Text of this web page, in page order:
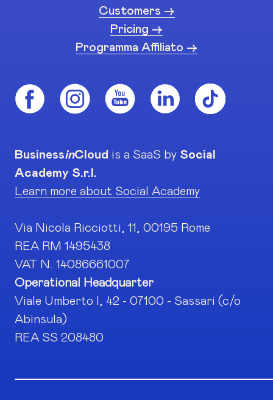
Customers ->
Pricing ->
Programma Affiliato ->
BusinessinCloud is a SaaS by Social
Academy S.r.l.
Learn more about Social Academy
Via Nicola Ricciotti, 11, 00195 Rome
REA RM 1495438
VAT N. 14086661007
Operational Headquarter
Viale Umberto I, 42 - 07100 - Sassari (c/o
Abinsula)
REA SS 208480